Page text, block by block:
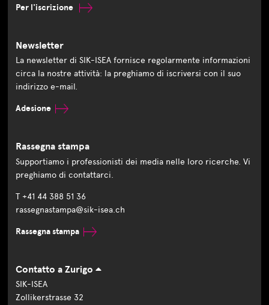
Per l'iscrizione
Newsletter
La newsletter di SIK-ISEA fornisce regolarmente informazioni
circa la nostre attività: la preghiamo di iscriversi con il suo
indirizzo e-mail.
Adesione
Rassegna stampa
Supportiamo i professionisti dei media nelle loro ricerche. Vi
preghiamo di contattarci.
T +41 44 388 51 36
rassegnastampa@sik-isea.ch
Rassegna stampa
Contatto a Zurigo
SIK-ISEA
Zollikerstrasse 32